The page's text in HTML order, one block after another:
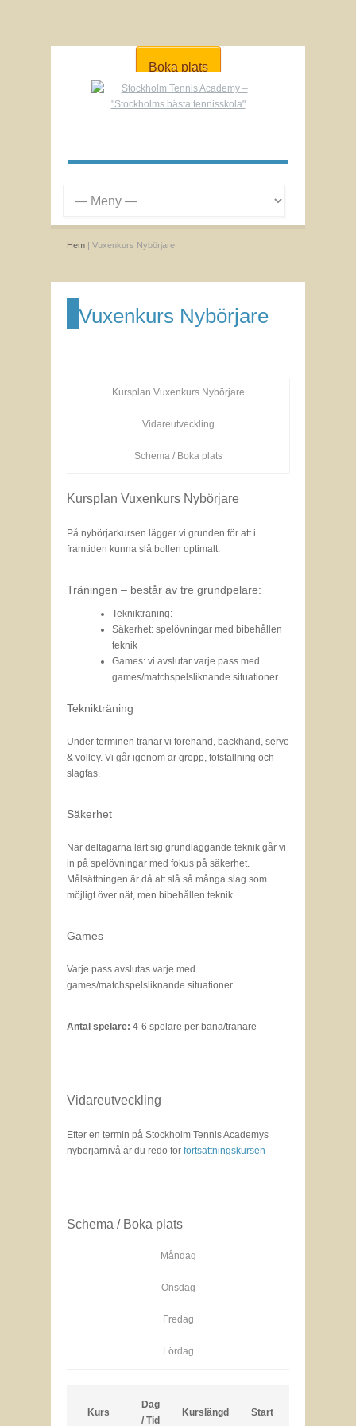
Boka plats
Hem | Vuxenkurs Nybörjare
Vuxenkurs Nybörjare
Kursplan Vuxenkurs Nybörjare
Vidareutveckling
Schema / Boka plats
Kursplan Vuxenkurs Nybörjare
På nybörjarkursen lägger vi grunden för att i
framtiden kunna slå bollen optimalt.
Träningen – består av tre grundpelare:
Teknikträning:
Säkerhet: spelövningar med bibehållen
teknik
Games: vi avslutar varje pass med
games/matchspelsliknande situationer
Teknikträning
Under terminen tränar vi forehand, backhand, serve
& volley. Vi går igenom är grepp, fotställning och
slagfas.
Säkerhet
När deltagarna lärt sig grundläggande teknik går vi
in på spelövningar med fokus på säkerhet.
Målsättningen är då att slå så många slag som
möjligt över nät, men bibehållen teknik.
Games
Varje pass avslutas varje med
games/matchspelsliknande situationer
Antal spelare: 4-6 spelare per bana/tränare
Vidareutveckling
Efter en termin på Stockholm Tennis Academys
nybörjarnivå är du redo för fortsättningskursen
Schema / Boka plats
Måndag
Onsdag
Fredag
Lördag
Kurs
Dag
/ Tid
Kurslängd Start